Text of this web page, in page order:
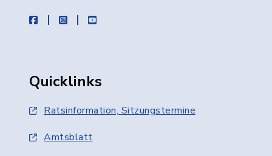
facebookinstagramyoutube
Quicklinks
Ratsinformation, Sitzungstermine
Amtsblatt